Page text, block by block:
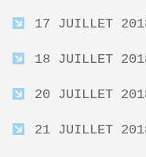
17 JUILLET
18 JUILLET
20 JUILLET
21 JUILLET